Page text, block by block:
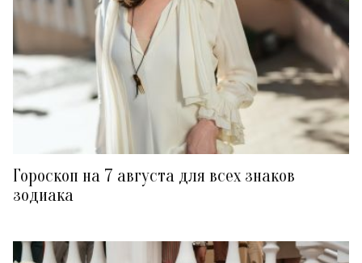
Гороскоп на 7 августа для всех знаков
зодиака